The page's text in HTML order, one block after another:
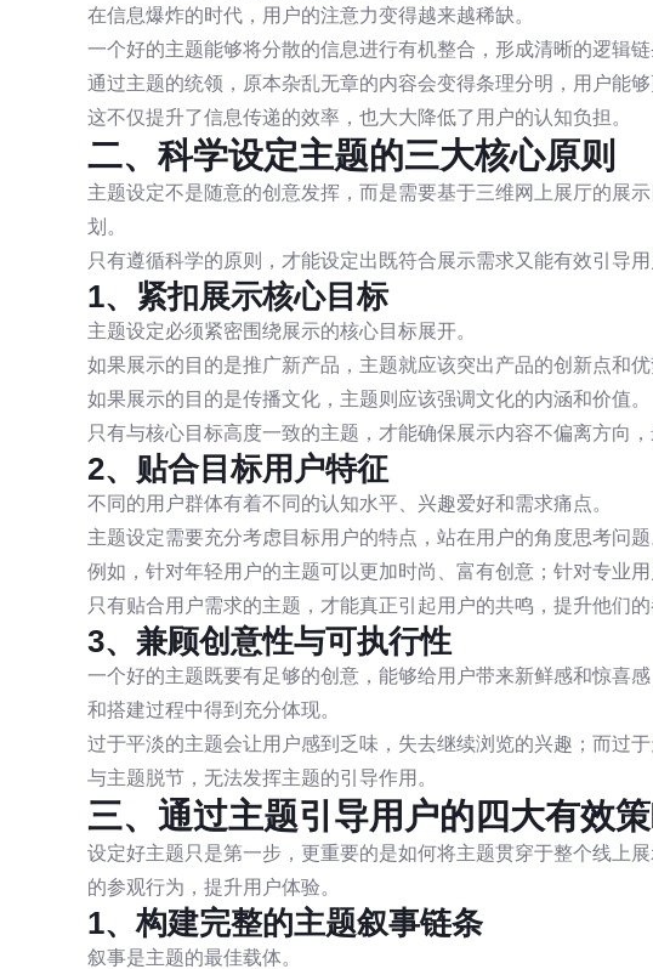
在信息爆炸的时代，用户的注意力变得越来越稀缺。
一个好的主题能够将分散的信息进行有机整合，形成清晰的逻辑链
通过主题的统领，原本杂乱无章的内容会变得条理分明，用户能
这不仅提升了信息传递的效率，也大大降低了用户的认知负担。
二、科学设定主题的三大核心原则
主题设定不是随意的创意发挥，而是需要基于三维网上展厅的展
划。
只有遵循科学的原则，才能设定出既符合展示需求又能有效引导用
1、紧扣展示核心目标
主题设定必须紧密围绕展示的核心目标展开。
如果展示的目的是推广新产品，主题就应该突出产品的创新点和优
如果展示的目的是传播文化，主题则应该强调文化的内涵和价值。
只有与核心目标高度一致的主题，才能确保展示内容不偏离方向，
2、贴合目标用户特征
不同的用户群体有着不同的认知水平、兴趣爱好和需求痛点。
主题设定需要充分考虑目标用户的特点，站在用户的角度思考问题
例如，针对年轻用户的主题可以更加时尚、富有创意；针对专业
只有贴合用户需求的主题，才能真正引起用户的共鸣，提升他们的
3、兼顾创意性与可执行性
一个好的主题既要有足够的创意，能够给用户带来新鲜感和惊喜
和搭建过程中得到充分体现。
过于平淡的主题会让用户感到乏味，失去继续浏览的兴趣；而过
与主题脱节，无法发挥主题的引导作用。
三、通过主题引导用户的四大有效
设定好主题只是第一步，更重要的是如何将主题贯穿于整个线上
的参观行为，提升用户体验。
1、构建完整的主题叙事链条
叙事是主题的最佳载体。